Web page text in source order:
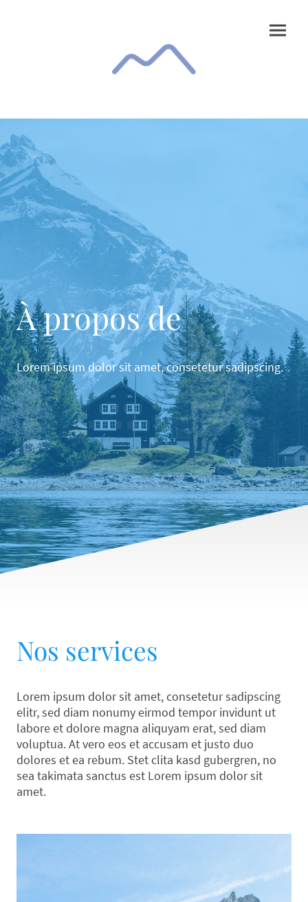
À propos de
Lorem ipsum dolor sit amet, consetetur sadipscing.
Nos services
Lorem ipsum dolor sit amet, consetetur sadipscing
elitr, sed diam nonumy eirmod tempor invidunt ut
labore et dolore magna aliquyam erat, sed diam
voluptua. At vero eos et accusam et justo duo
dolores et ea rebum. Stet clita kasd gubergren, no
sea takimata sanctus est Lorem ipsum dolor sit
amet.